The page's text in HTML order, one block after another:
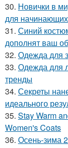
30. Новички в
для начинающих
31. Синий
дополнят ваш
32. Одежда для
33. Одежда для
тренды
34. Секреты
идеального
35. Stay Warm
Women's Coats
36. Осень-зима